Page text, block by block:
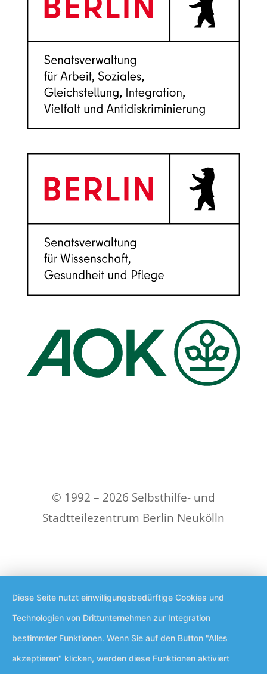
© 1992 – 2026 Selbsthilfe- und
Stadtteilezentrum Berlin Neukölln
Diese Seite nutzt einwilligungsbedürftige Cookies und
Technologien von Drittunternehmen zur Integration
bestimmter Funktionen. Wenn Sie auf den Button "Alles
akzeptieren" klicken, werden diese Funktionen aktiviert